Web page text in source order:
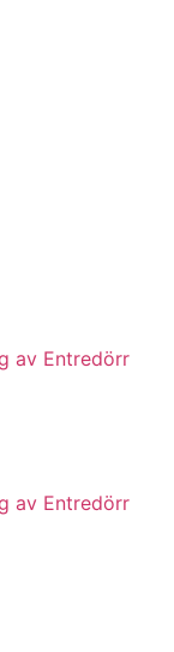
av Entredörr
av Entredörr